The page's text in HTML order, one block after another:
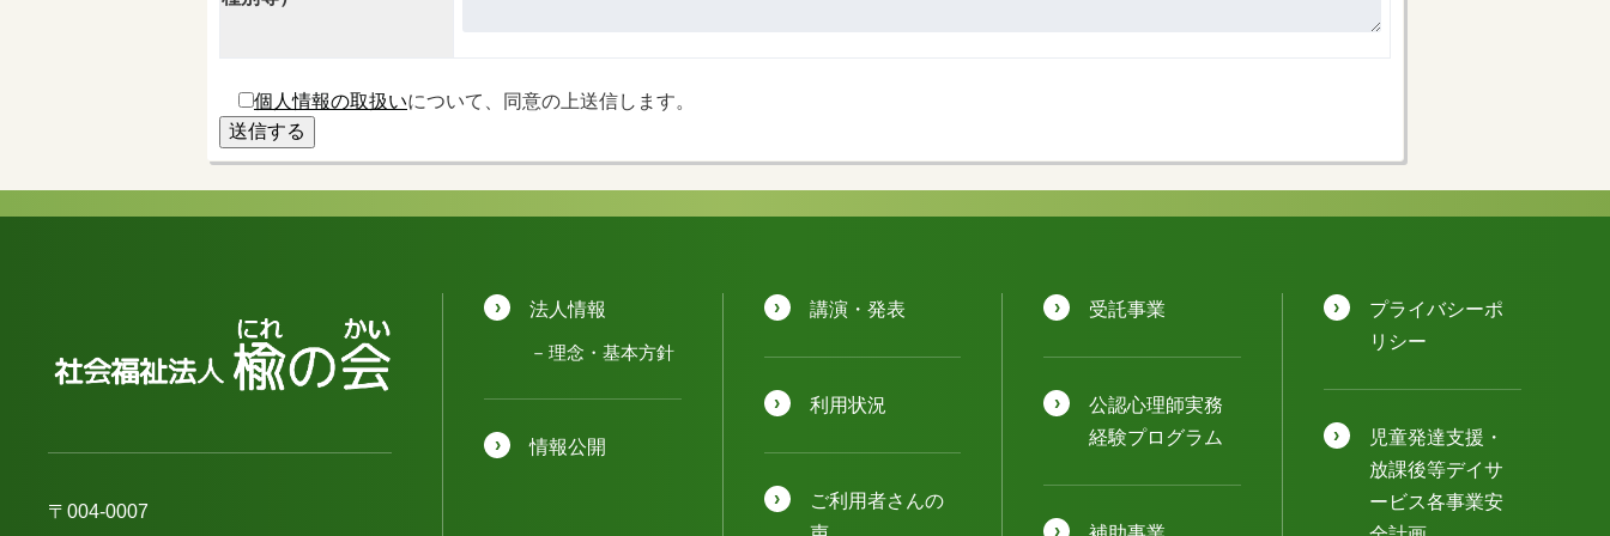
個人情報の取扱いについて、同意の上送信します。
〒004-0007
法人情報
理念・基本方針
情報公開
講演・発表
利用状況
ご利用者さんの
受託事業
公認⼼理師実務
経験プログラム
プライバシーポ
リシー
児童発達⽀援・
放課後等デイサ
ービス各事業安